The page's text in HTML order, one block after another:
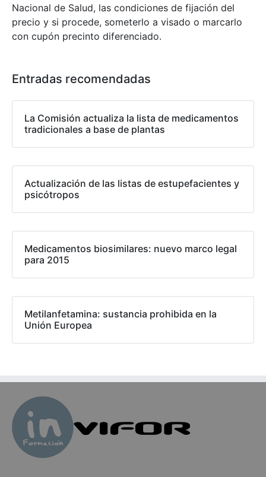
Nacional de Salud, las condiciones de fijación del
precio y si procede, someterlo a visado o marcarlo
con cupón precinto diferenciado.
Entradas recomendadas
La Comisión actualiza la lista de medicamentos
tradicionales a base de plantas
Actualización de las listas de estupefacientes y
psicótropos
Medicamentos biosimilares: nuevo marco legal
para 2015
Metilanfetamina: sustancia prohibida en la
Unión Europea